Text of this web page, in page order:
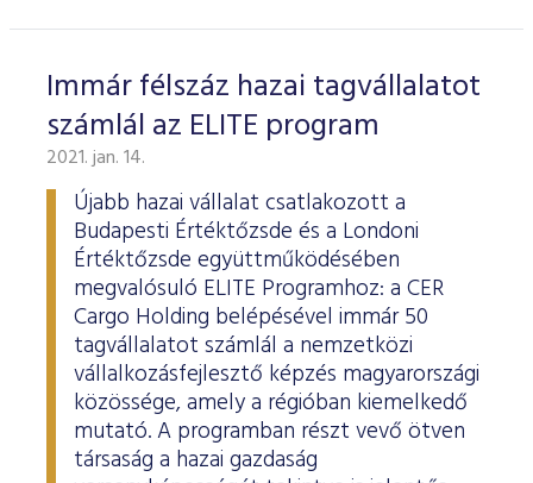
Immár félszáz hazai tagvállalatot
számlál az ELITE program
2021. jan. 14.
Újabb hazai vállalat csatlakozott a
Budapesti Értéktőzsde és a Londoni
Értéktőzsde együttműködésében
megvalósuló ELITE Programhoz: a CER
Cargo Holding belépésével immár 50
tagvállalatot számlál a nemzetközi
vállalkozásfejlesztő képzés magyarországi
közössége, amely a régióban kiemelkedő
mutató. A programban részt vevő ötven
társaság a hazai gazdaság